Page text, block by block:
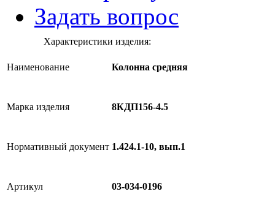
Задать вопрос
Характеристики изделия:
Наименование Колонна средняя
Марка изделия 8КДП156-4.5
Нормативный документ 1.424.1-10, вып.1
Артикул 03-034-0196